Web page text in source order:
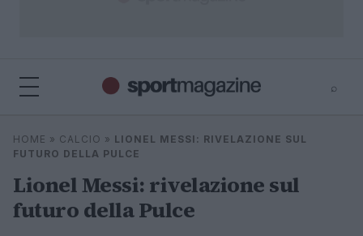
⌕
Cerca
HOME » CALCIO » LIONEL MESSI: RIVELAZIONE SUL
FUTURO DELLA PULCE
Lionel Messi: rivelazione sul
futuro della Pulce